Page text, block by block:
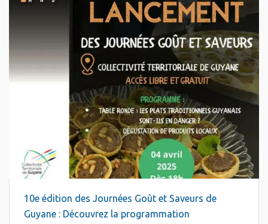
10e édition des Journées Goût et Saveurs de
Guyane : Découvrez la programmation